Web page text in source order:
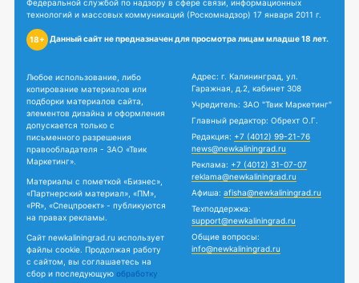
Федеральной службой по надзору в сфере связи, информационных
технологий и массовых коммуникаций (Роскомнадзор) 17 января 2011 г.
18+ Данный сайт не предназначен для просмотра лицам младше 18 лет.
Любое использование, либо
копирование материалов или
подборки материалов сайта,
элементов дизайна и оформления
допускается только с
письменного разрешения
правообладателя - ЗАО «Твик
Маркетинг».
Материалы с пометкой «Бизнес»,
«Партнерский материал», «ПМ»,
«PR», «Спецпроект» - публикуются
на правах рекламы.
Сайт newkaliningrad.ru использует
файлы cookie. Продолжая работу
с сайтом, вы соглашаетесь на
сбор и последующую обработку
Адрес: г. Калининград, ул.
Гаражная, д.2, кабинет 308
Учредитель: ЗАО "Твик Маркетинг"
Главный редактор: Обрехт О.Г.
Редакция: +7 (4012) 99-21-76
news@newkaliningrad.ru
Реклама: +7 (4012) 31-07-07
reklama@newkaliningrad.ru
Афиша: afisha@newkaliningrad.ru
Техподдержка:
support@newkaliningrad.ru
Общие вопросы:
info@newkaliningrad.ru